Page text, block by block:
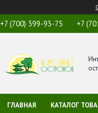
+7 (700) 399-93-75 +7
ГЛАВНАЯ КАТАЛОГ